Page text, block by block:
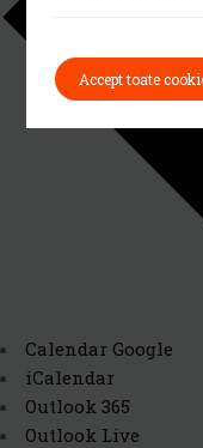
Calendar Google
iCalendar
Outlook 365
Outlook Live
Accept toate